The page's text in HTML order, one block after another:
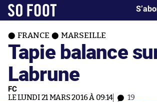
FRANCE MARSEILLE
Tapie balance
Labrune
FC
LE LUNDI 21 MARS 2016 À 09:14 19